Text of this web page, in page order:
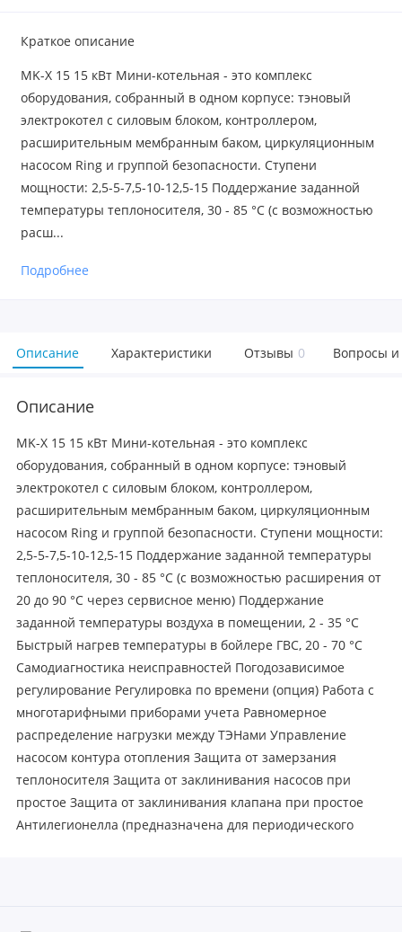
Краткое описание
MK-X 15 15 кВт Мини-котельная - это комплекс
оборудования, собранный в одном корпусе: тэновый
электрокотел с силовым блоком, контроллером,
расширительным мембранным баком, циркуляционным
насосом Ring и группой безопасности. Cтупени
мощности: 2,5-5-7,5-10-12,5-15 Поддержание заданной
температуры теплоносителя, 30 - 85 °С (с возможностью
расш...
Подробнее
Описание Характеристики Отзывы 0 Вопросы и
Описание
MK-X 15 15 кВт Мини-котельная - это комплекс
оборудования, собранный в одном корпусе: тэновый
электрокотел с силовым блоком, контроллером,
расширительным мембранным баком, циркуляционным
насосом Ring и группой безопасности. Cтупени мощности:
2,5-5-7,5-10-12,5-15 Поддержание заданной температуры
теплоносителя, 30 - 85 °С (с возможностью расширения от
20 до 90 °C через сервисное меню) Поддержание
заданной температуры воздуха в помещении, 2 - 35 °С
Быстрый нагрев температуры в бойлере ГВС, 20 - 70 °С
Самодиагностика неисправностей Погодозависимое
регулирование Регулировка по времени (опция) Работа с
многотарифными приборами учета Равномерное
распределение нагрузки между ТЭНами Управление
насосом контура отопления Защита от замерзания
теплоносителя Защита от заклинивания насосов при
простое Защита от заклинивания клапана при простое
Антилегионелла (предназначена для периодического